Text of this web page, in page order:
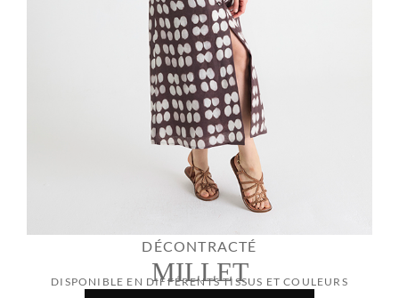
DÉCONTRACTÉ
MILLET
DISPONIBLE EN DIFFÉRENTS TISSUS ET COULEURS